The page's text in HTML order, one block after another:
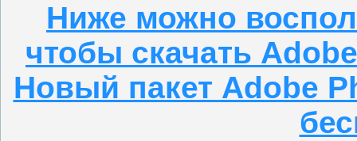
Ниже можно
чтобы скачать
Новый пакет Adobe